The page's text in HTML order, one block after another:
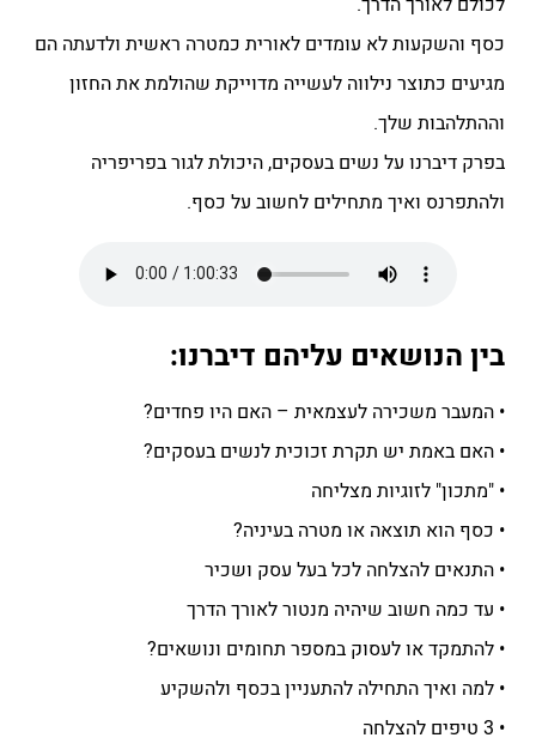
כסף והשקעות לא עומדים לאורית כמטרה ראשית ולדעתה הם
מגיעים כתוצר נילווה לעשייה מדוייקת שהולמת את החזון
וההתלהבות שלך.
בפרק דיברנו על נשים בעסקים, היכולת לגור בפריפריה
ולהתפרנס ואיך מתחילים לחשוב על כסף.
בין הנושאים עליהם דיברנו:
• המעבר משכירה לעצמאית – האם היו פחדים?
• האם באמת יש תקרת זכוכית לנשים בעסקים?
• "מתכון" לזוגיות מצליחה
• כסף הוא תוצאה או מטרה בעיניה?
• התנאים להצלחה לכל בעל עסק ושכיר
• עד כמה חשוב שיהיה מנטור לאורך הדרך
• להתמקד או לעסוק במספר תחומים ונושאים?
• למה ואיך התחילה להתעניין בכסף ולהשקיע
• 3 טיפים להצלחה